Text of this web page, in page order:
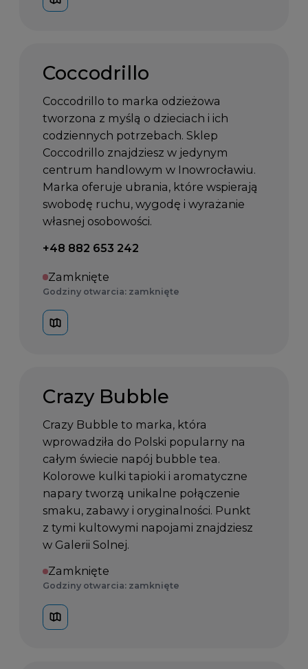
Coccodrillo
Coccodrillo to marka odzieżowa
tworzona z myślą o dzieciach i ich
codziennych potrzebach. Sklep
Coccodrillo znajdziesz w jedynym
centrum handlowym w Inowrocławiu.
Marka oferuje ubrania, które wspierają
swobodę ruchu, wygodę i wyrażanie
własnej osobowości.
Telefon kontaktowy:
+48 882 653 242
Zamknięte
Godziny otwarcia: zamknięte
Crazy Bubble
Crazy Bubble to marka, która
wprowadziła do Polski popularny na
całym świecie napój bubble tea.
Kolorowe kulki tapioki i aromatyczne
napary tworzą unikalne połączenie
smaku, zabawy i oryginalności. Punkt
z tymi kultowymi napojami znajdziesz
w Galerii Solnej.
Zamknięte
Godziny otwarcia: zamknięte